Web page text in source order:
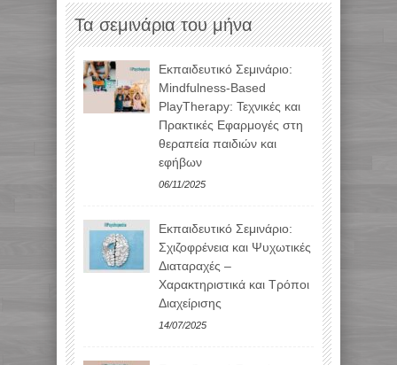
Τα σεμινάρια του μήνα
Εκπαιδευτικό Σεμινάριο:
Mindfulness-Based
PlayTherapy: Τεχνικές και
Πρακτικές Εφαρμογές στη
θεραπεία παιδιών και
εφήβων
06/11/2025
Εκπαιδευτικό Σεμινάριο:
Σχιζοφρένεια και Ψυχωτικές
Διαταραχές –
Χαρακτηριστικά και Τρόποι
Διαχείρισης
14/07/2025